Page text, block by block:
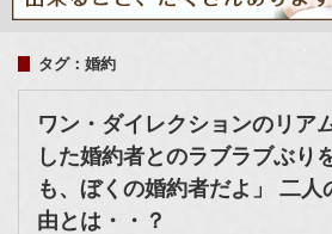
タグ：婚約
ワン・ダイレクションのリア
した婚約者とのラブラブぶり
も、ぼくの婚約者だよ」 二人
由とは・・？